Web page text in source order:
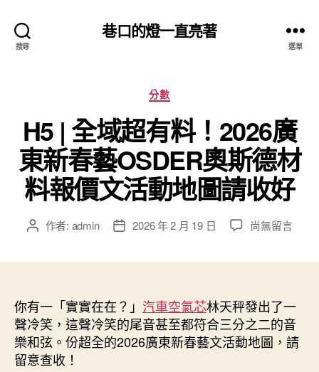
搜尋
巷口的燈一直亮著
選單
分
類
分數
H5 | 全域超有料！2026廣
東新春藝OSDER奧斯德材
料報價文活動地圖請收好
文 作者: admin
文
期
2026 年 2 月 19 日
在
超
有
料！
2026
尚無留言
你有一「實實在在？」 汽車空氣芯林天秤發出了一
聲冷笑，這聲冷笑的尾音甚至都符合三分之二的音
樂和弦。份超全的2026廣東新春藝文活動地圖，請
留意查收！